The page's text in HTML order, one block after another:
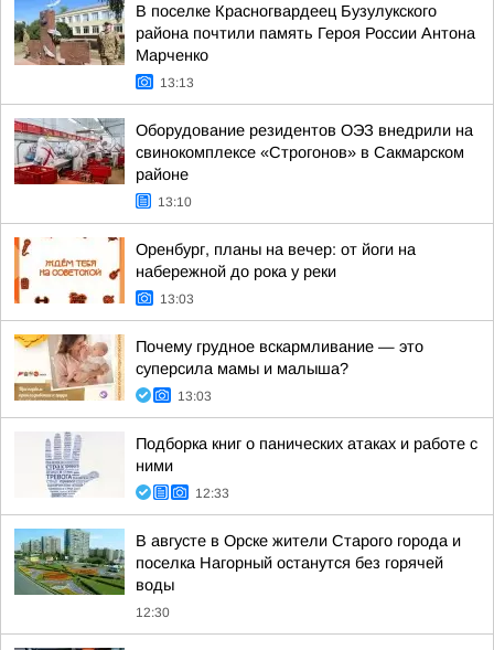
В поселке Красногвардеец Бузулукского
района почтили память Героя России Антона
Марченко
13:13
Оборудование резидентов ОЭЗ внедрили на
свинокомплексе «Строгонов» в Сакмарском
районе
13:10
Оренбург, планы на вечер: от йоги на
набережной до рока у реки
13:03
Почему грудное вскармливание — это
суперсила мамы и малыша?
13:03
Подборка книг о панических атаках и работе с
ними
12:33
В августе в Орске жители Старого города и
поселка Нагорный останутся без горячей
воды
12:30